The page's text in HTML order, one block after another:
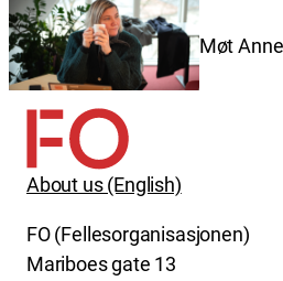
Møt
About us (English)
FO (Fellesorganisasjonen)
Mariboes gate 13